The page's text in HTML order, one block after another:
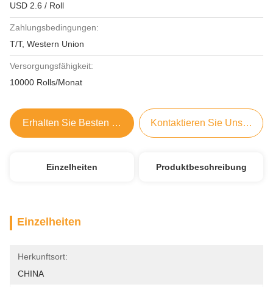
USD 2.6 / Roll
Zahlungsbedingungen:
T/T, Western Union
Versorgungsfähigkeit:
10000 Rolls/Monat
Erhalten Sie Besten Preis Kontaktieren Sie Uns Jetzt
Einzelheiten Produktbeschreibung
Einzelheiten
Herkunftsort:
CHINA